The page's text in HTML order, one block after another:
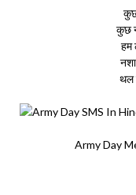
कुछ
हम
थल
Army Day